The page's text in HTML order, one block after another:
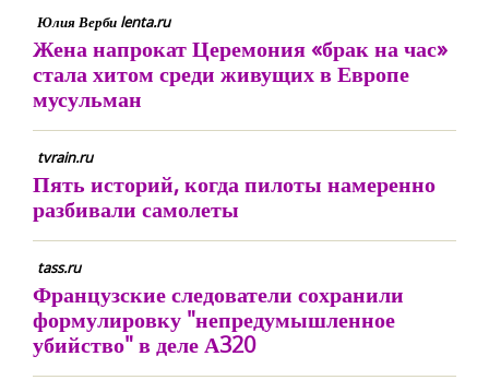
Юлия Верби lenta.ru
Жена напрокат Церемония «брак на час»
стала хитом среди живущих в Европе
мусульман
tvrain.ru
Пять историй, когда пилоты намеренно
разбивали самолеты
tass.ru
Французские следователи сохранили
формулировку "непредумышленное
убийство" в деле А320